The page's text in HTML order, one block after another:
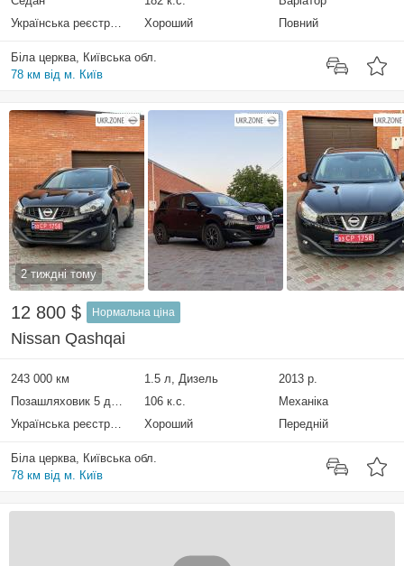
Українська реєстрація
Хороший Повний
Біла церква, Київська обл.
78 км від м. Київ
2 тиждні тому
12 800 $ Нормальна ціна
Nissan Qashqai
243 000 км 1.5 л, Дизель
2013 р.
Позашляховик 5 дверей
106 к.с.
Механіка
Українська реєстрація
Хороший Передній
Біла церква, Київська обл.
78 км від м. Київ